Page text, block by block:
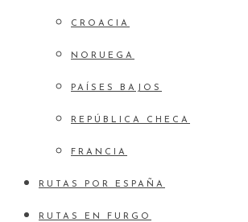
CROACIA
NORUEGA
PAÍSES BAJOS
REPÚBLICA CHECA
FRANCIA
RUTAS POR ESPAÑA
RUTAS EN FURGO